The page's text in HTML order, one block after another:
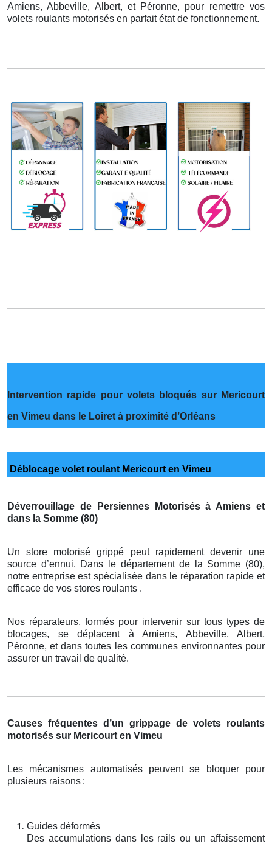
Amiens, Abbeville, Albert, et Péronne, pour remettre vos
volets roulants motorisés en parfait état de fonctionnement.
Intervention rapide pour volets bloqués sur Mericourt
en Vimeu dans le Loiret à proximité d’Orléans
Déblocage volet roulant Mericourt en Vimeu
Déverrouillage de Persiennes Motorisés à Amiens et
dans la Somme (80)
Un store motorisé grippé peut rapidement devenir une
source d’ennui. Dans le département de la Somme (80),
notre entreprise est spécialisée dans le réparation rapide et
efficace de vos stores roulants .
Nos réparateurs, formés pour intervenir sur tous types de
blocages, se déplacent à Amiens, Abbeville, Albert,
Péronne, et dans toutes les communes environnantes pour
assurer un travail de qualité.
Causes fréquentes d’un grippage de volets roulants
motorisés sur Mericourt en Vimeu
Les mécanismes automatisés peuvent se bloquer pour
plusieurs raisons :
Guides déformés
Des accumulations dans les rails ou un affaissement